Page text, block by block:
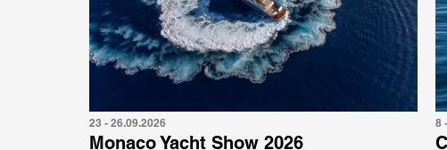
23 - 26.09.2026
Monaco Yacht Show 2026
8